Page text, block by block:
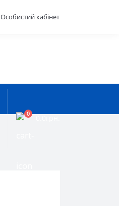
Особистий кабінет
0